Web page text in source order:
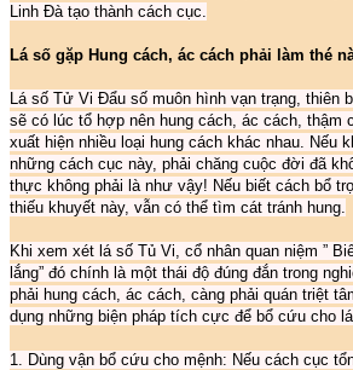
Linh Đà tạo thành cách cục.
Lá số gặp Hung cách, ác cách phải làm thé
Lá số Tử Vi Đẩu số muôn hình vạn trạng, thiên
sẽ có lúc tổ hợp nên hung cách, ác cách, thậm
xuất hiện nhiều loại hung cách khác nhau. Nếu
những cách cục này, phải chăng cuộc đời đã
thực không phải là như vậy! Nếu biết cách bổ
thiếu khuyết này, vẫn có thể tìm cát tránh hung.
Khi xem xét lá số Tủ Vi, cổ nhân quan niệm ”
lắng” đó chính là một thái độ đúng đắn trong
phải hung cách, ác cách, càng phải quán triệt
dụng những biện pháp tích cực để bổ cứu cho lá
1. Dùng vận bổ cứu cho mệnh: Nếu cách cục